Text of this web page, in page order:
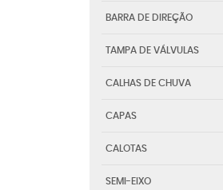
BARRA DE DIREÇÃO
TAMPA DE VÁLVULAS
CALHAS DE CHUVA
CAPAS
CALOTAS
SEMI-EIXO